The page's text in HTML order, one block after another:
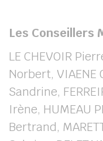
Les Conseillers
LE CHEVOIR
Norbert, VIAENE
Sandrine,
Irène, HUMEAU
Bertrand,